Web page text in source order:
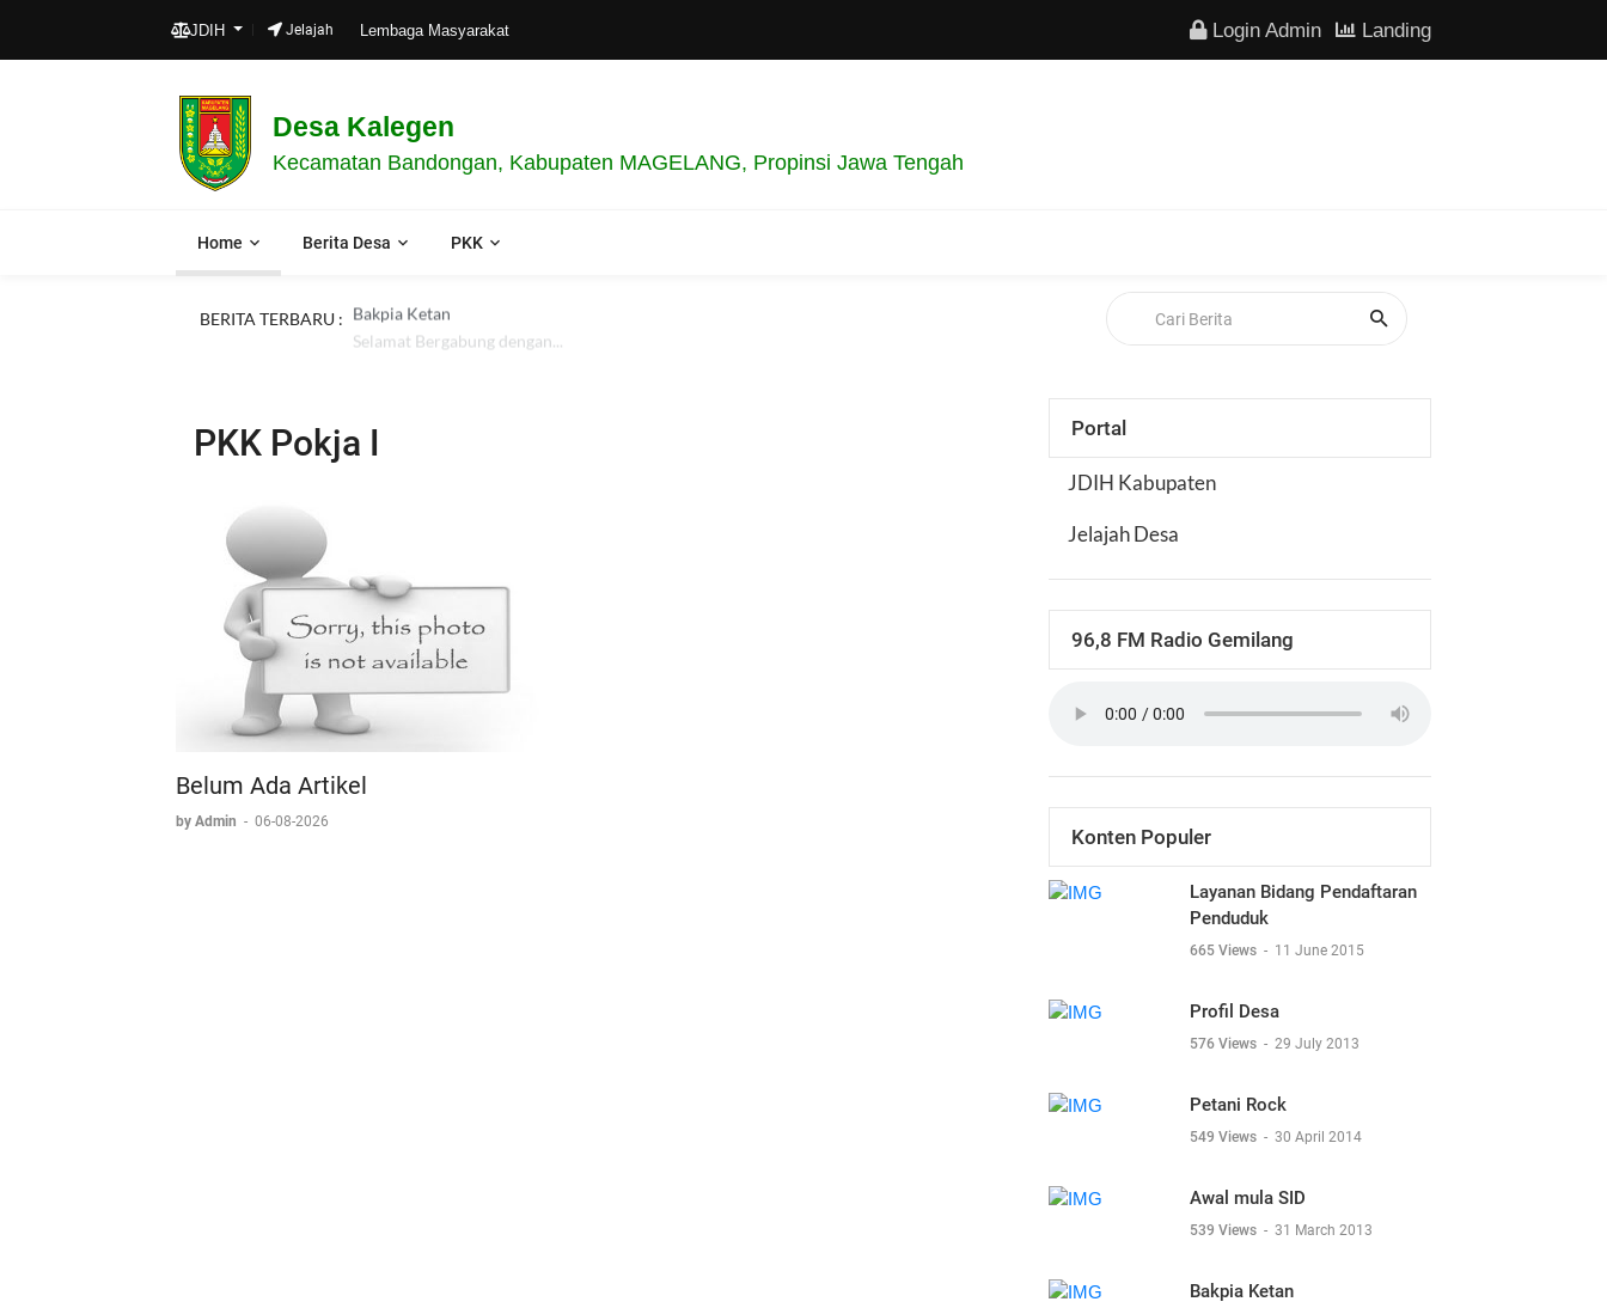
JDIH Jelajah Lembaga Masyarakat Login Admin Landing
Desa Kalegen
Kecamatan Bandongan, Kabupaten MAGELANG, Propinsi Jawa Tengah
Home Berita Desa PKK
BERITA TERBARU :
Selamat Bergabung dengan...
Bakpia Ketan
PKK Pokja I
Belum Ada Artikel
by Admin - 06-08-2026
Portal
JDIH Kabupaten
Jelajah Desa
96,8 FM Radio Gemilang
Konten Populer
Layanan Bidang Pendaftaran
Penduduk
665 Views - 11 June 2015
Profil Desa
576 Views - 29 July 2013
Petani Rock
549 Views - 30 April 2014
Awal mula SID
539 Views - 31 March 2013
Bakpia Ketan